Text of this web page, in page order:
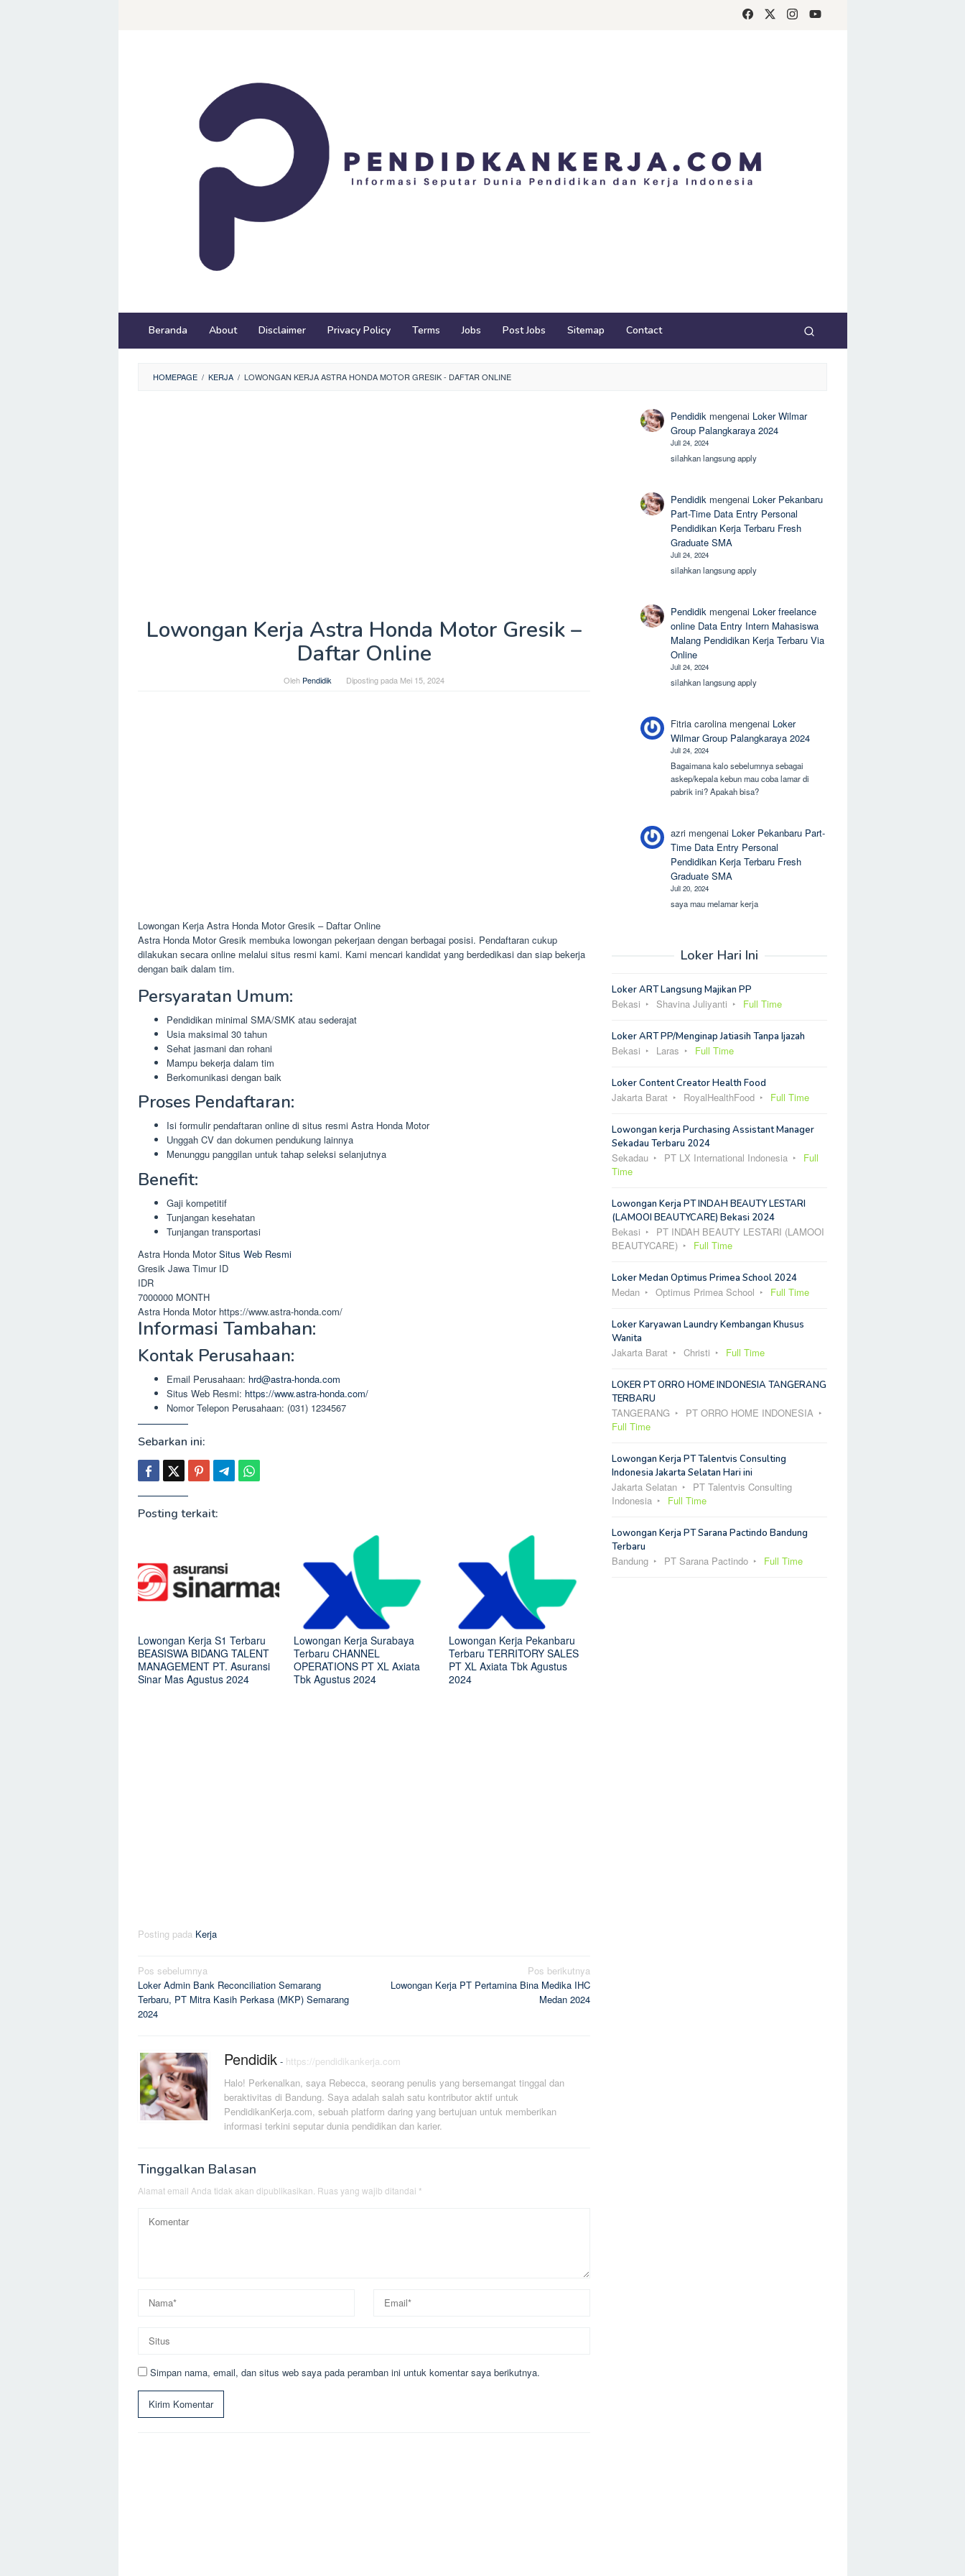
Beranda About Disclaimer Privacy Policy Terms Jobs Post Jobs Sitemap Contact
HOMEPAGE / KERJA / LOWONGAN KERJA ASTRA HONDA MOTOR GRESIK - DAFTAR ONLINE
Lowongan Kerja Astra Honda Motor Gresik –
Daftar Online
Oleh Pendidik Diposting pada Mei 15, 2024
Lowongan Kerja Astra Honda Motor Gresik – Daftar Online
Astra Honda Motor Gresik membuka lowongan pekerjaan dengan berbagai posisi. Pendaftaran cukup
dilakukan secara online melalui situs resmi kami. Kami mencari kandidat yang berdedikasi dan siap bekerja
dengan baik dalam tim.
Persyaratan Umum:
Pendidikan minimal SMA/SMK atau sederajat
Usia maksimal 30 tahun
Sehat jasmani dan rohani
Mampu bekerja dalam tim
Berkomunikasi dengan baik
Proses Pendaftaran:
Isi formulir pendaftaran online di situs resmi Astra Honda Motor
Unggah CV dan dokumen pendukung lainnya
Menunggu panggilan untuk tahap seleksi selanjutnya
Benefit:
Gaji kompetitif
Tunjangan kesehatan
Tunjangan transportasi
Astra Honda Motor Situs Web Resmi
Gresik Jawa Timur ID
IDR
7000000 MONTH
Astra Honda Motor https://www.astra-honda.com/
Informasi Tambahan:
Kontak Perusahaan:
Email Perusahaan: hrd@astra-honda.com
Situs Web Resmi: https://www.astra-honda.com/
Nomor Telepon Perusahaan: (031) 1234567
Sebarkan ini:
Posting terkait:
Lowongan Kerja S1 Terbaru
BEASISWA BIDANG TALENT
MANAGEMENT PT. Asuransi
Sinar Mas Agustus 2024
Lowongan Kerja Surabaya
Terbaru CHANNEL
OPERATIONS PT XL Axiata
Tbk Agustus 2024
Lowongan Kerja Pekanbaru
Terbaru TERRITORY SALES
PT XL Axiata Tbk Agustus
2024
Posting pada Kerja
Navigasi
pos
Pos sebelumnya
Loker Admin Bank Reconciliation Semarang
Terbaru, PT Mitra Kasih Perkasa (MKP) Semarang
2024
Pos berikutnya
Lowongan Kerja PT Pertamina Bina Medika IHC
Medan 2024
Pendidik - https://pendidikankerja.com
Halo! Perkenalkan, saya Rebecca, seorang penulis yang bersemangat tinggal dan
beraktivitas di Bandung. Saya adalah salah satu kontributor aktif untuk
PendidikanKerja.com, sebuah platform daring yang bertujuan untuk memberikan
informasi terkini seputar dunia pendidikan dan karier.
Tinggalkan Balasan
Alamat email Anda tidak akan dipublikasikan. Ruas yang wajib ditandai *
Simpan nama, email, dan situs web saya pada peramban ini untuk komentar saya berikutnya.
Pendidik mengenai Loker Wilmar
Group Palangkaraya 2024
Juli 24, 2024
silahkan langsung apply
Pendidik mengenai Loker Pekanbaru
Part-Time Data Entry Personal
Pendidikan Kerja Terbaru Fresh
Graduate SMA
Juli 24, 2024
silahkan langsung apply
Pendidik mengenai Loker freelance
online Data Entry Intern Mahasiswa
Malang Pendidikan Kerja Terbaru Via
Online
Juli 24, 2024
silahkan langsung apply
Fitria carolina mengenai Loker
Wilmar Group Palangkaraya 2024
Juli 24, 2024
Bagaimana kalo sebelumnya sebagai
askep/kepala kebun mau coba lamar di
pabrik ini? Apakah bisa?
azri mengenai Loker Pekanbaru Part-
Time Data Entry Personal
Pendidikan Kerja Terbaru Fresh
Graduate SMA
Juli 20, 2024
saya mau melamar kerja
Loker Hari Ini
Loker ART Langsung Majikan PP
Bekasi Shavina Juliyanti Full Time
Loker ART PP/Menginap Jatiasih Tanpa Ijazah
Bekasi Laras Full Time
Loker Content Creator Health Food
Jakarta Barat RoyalHealthFood Full Time
Lowongan kerja Purchasing Assistant Manager
Sekadau Terbaru 2024
Sekadau PT LX International Indonesia
Full
Time
Lowongan Kerja PT INDAH BEAUTY LESTARI
(LAMOOI BEAUTYCARE) Bekasi 2024
Bekasi
PT INDAH BEAUTY LESTARI (LAMOOI
BEAUTYCARE)
Full Time
Loker Medan Optimus Primea School 2024
Medan Optimus Primea School Full Time
Loker Karyawan Laundry Kembangan Khusus
Wanita
Jakarta Barat Christi Full Time
LOKER PT ORRO HOME INDONESIA TANGERANG
TERBARU
TANGERANG
PT ORRO HOME INDONESIA
Full Time
Lowongan Kerja PT Talentvis Consulting
Indonesia Jakarta Selatan Hari ini
Jakarta Selatan
PT Talentvis Consulting
Indonesia
Full Time
Lowongan Kerja PT Sarana Pactindo Bandung
Terbaru
Bandung PT Sarana Pactindo Full Time